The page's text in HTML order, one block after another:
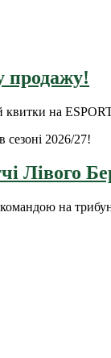
продажу!
квитки на
Лівого
командою на